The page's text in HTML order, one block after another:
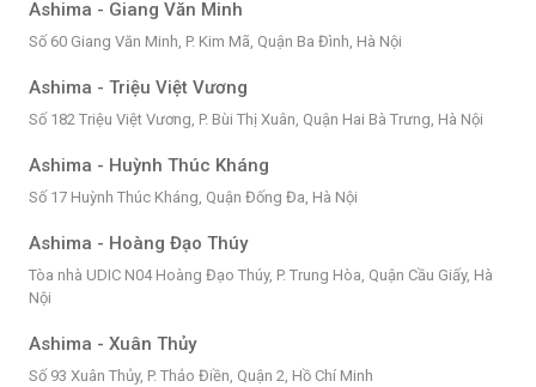
Ashima - Giang Văn Minh
Số 60 Giang Văn Minh, P. Kim Mã, Quận Ba Đình, Hà Nội
Ashima - Triệu Việt Vương
Số 182 Triệu Việt Vương, P. Bùi Thị Xuân, Quận Hai Bà Trưng, Hà Nội
Ashima - Huỳnh Thúc Kháng
Số 17 Huỳnh Thúc Kháng, Quận Đống Đa, Hà Nội
Ashima - Hoàng Đạo Thúy
Tòa nhà UDIC N04 Hoàng Đạo Thúy, P. Trung Hòa, Quận Cầu Giấy, Hà
Nội
Ashima - Xuân Thủy
Số 93 Xuân Thủy, P. Thảo Điền, Quận 2, Hồ Chí Minh